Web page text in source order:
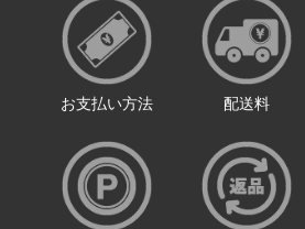
お支払い方法 配送料